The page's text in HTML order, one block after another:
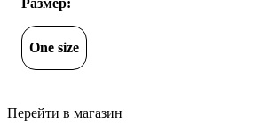
Размер:
One size
Перейти в магазин